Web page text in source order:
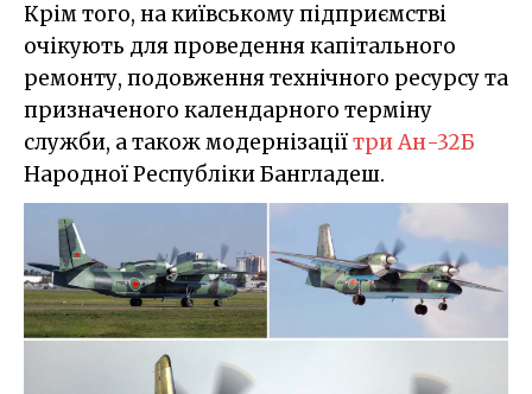
Крім того, на київському підприємстві
очікують для проведення капітального
ремонту, подовження технічного ресурсу та
призначеного календарного терміну
служби, а також модернізаціїтри Ан-32Б
Народної Республіки Бангладеш.